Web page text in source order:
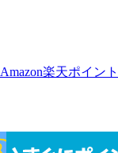
Amazon楽天ポイント